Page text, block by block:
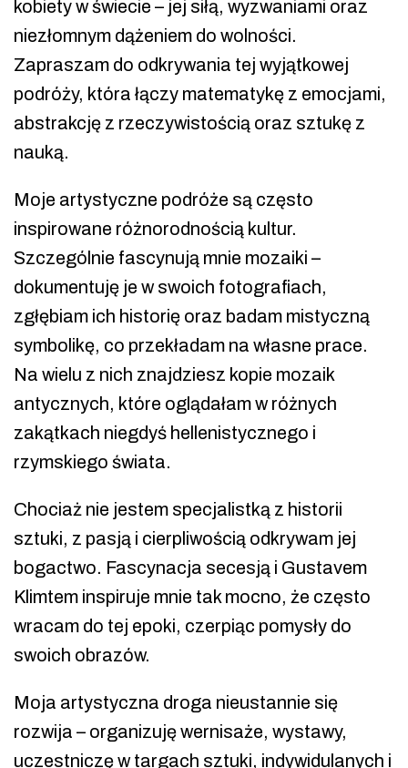
kobiety w świecie – jej siłą, wyzwaniami oraz
niezłomnym dążeniem do wolności.
Zapraszam do odkrywania tej wyjątkowej
podróży, która łączy matematykę z emocjami,
abstrakcję z rzeczywistością oraz sztukę z
nauką.
Moje artystyczne podróże są często
inspirowane różnorodnością kultur.
Szczególnie fascynują mnie mozaiki –
dokumentuję je w swoich fotografiach,
zgłębiam ich historię oraz badam mistyczną
symbolikę, co przekładam na własne prace.
Na wielu z nich znajdziesz kopie mozaik
antycznych, które oglądałam w różnych
zakątkach niegdyś hellenistycznego i
rzymskiego świata.
Chociaż nie jestem specjalistką z historii
sztuki, z pasją i cierpliwością odkrywam jej
bogactwo. Fascynacja secesją i Gustavem
Klimtem inspiruje mnie tak mocno, że często
wracam do tej epoki, czerpiąc pomysły do
swoich obrazów.
Moja artystyczna droga nieustannie się
rozwija – organizuję wernisaże, wystawy,
uczestniczę w targach sztuki, indywidulanych i